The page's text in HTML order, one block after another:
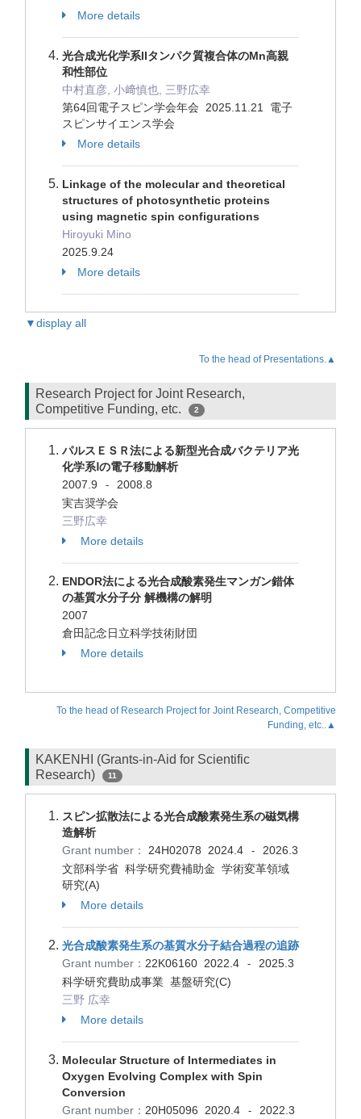
More details
光合成光化学系IIタンパク質複合体のMn高親
和性部位
中村直彦, 小﨑慎也, 三野広幸
第64回電子スピン学会年会 2025.11.21 電子
スピンサイエンス学会
More details
Linkage of the molecular and theoretical
structures of photosynthetic proteins
using magnetic spin configurations
Hiroyuki Mino
2025.9.24
More details
▼display all
To the head of Presentations.▲
Research Project for Joint Research,
Competitive Funding, etc.
2
パルスＥＳＲ法による新型光合成バクテリア光
化学系Ⅰの電子移動解析
2007.9
-
2008.8
実吉奨学会
三野広幸
More details
ENDOR法による光合成酸素発生マンガン錯体
の基質水分子分 解機構の解明
2007
倉田記念日立科学技術財団
More details
To the head of Research Project for Joint Research, Competitive
Funding, etc..▲
KAKENHI (Grants-in-Aid for Scientific
Research)
11
スピン拡散法による光合成酸素発生系の磁気構
造解析
Grant number：
24H02078 2024.4 -
2026.3
文部科学省 科学研究費補助金 学術変革領域
研究(A)
More details
光合成酸素発生系の基質水分子結合過程の追跡
Grant number： 22K06160 2022.4 -
2025.3
科学研究費助成事業 基盤研究(C)
三野 広幸
More details
Molecular Structure of Intermediates in
Oxygen Evolving Complex with Spin
Conversion
Grant number： 20H05096 2020.4 -
2022.3